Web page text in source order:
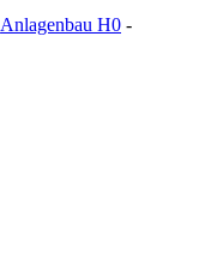
Anlagenbau H0 -